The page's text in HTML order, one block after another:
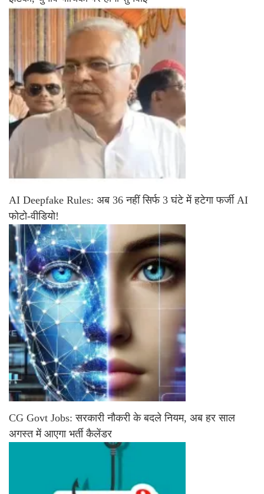
AI Deepfake Rules: अब 36 नहीं सिर्फ 3 घंटे में हटेगा फर्जी AI
फोटो-वीडियो!
CG Govt Jobs: सरकारी नौकरी के बदले नियम, अब हर साल
अगस्त में आएगा भर्ती कैलेंडर